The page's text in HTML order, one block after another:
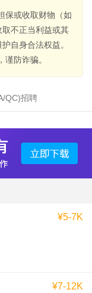
保或收取财物（如
不正当利益或其
自身合法权益。
防诈骗。
QC)招聘
¥5-7K
¥7-12K